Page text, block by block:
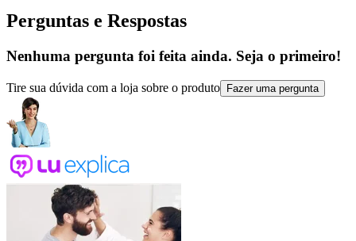
Perguntas e Respostas
Nenhuma pergunta foi feita ainda. Seja o primeiro!
Tire sua dúvida com a loja sobre o produto Fazer uma pergunta